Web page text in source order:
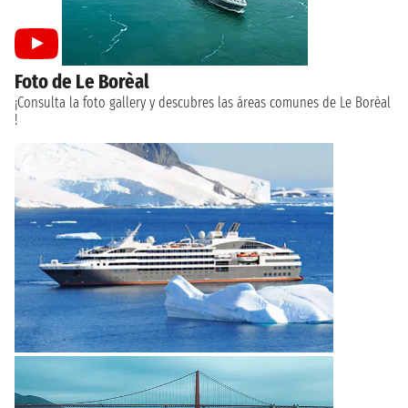
Foto de Le Borèal
¡Consulta la foto gallery y descubres las áreas comunes de Le Borèal
!